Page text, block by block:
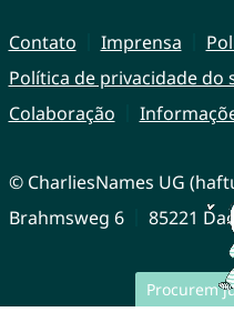
Procurem
Contato Imprensa
Política de privacidade do
Colaboração
© CharliesNames UG
Brahmsweg 6
85221